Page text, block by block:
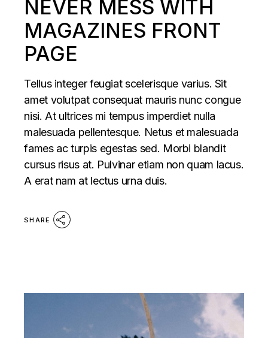
NEVER MESS WITH
MAGAZINES FRONT
PAGE
Tellus integer feugiat scelerisque varius. Sit
amet volutpat consequat mauris nunc congue
nisi. At ultrices mi tempus imperdiet nulla
malesuada pellentesque. Netus et malesuada
fames ac turpis egestas sed. Morbi blandit
cursus risus at. Pulvinar etiam non quam lacus.
A erat nam at lectus urna duis.
SHARE